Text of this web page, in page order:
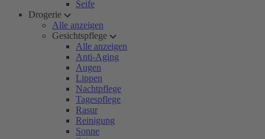
Seife
Drogerie
Alle anzeigen
Gesichtspflege
Alle anzeigen
Anti-Aging
Augen
Lippen
Nachtpflege
Tagespflege
Rasur
Reinigung
Sonne